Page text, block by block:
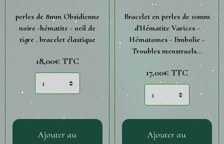
perles de 8mm Obsidienne
noire -hématite - oeil de
tigre . bracelet élastique
18,00€ TTC
Ajouter au
Bracelet en perles de 10mm
d'Hématite Varices -
Hématomes - Embolie -
Troubles menstruels...
17,00€ TTC
Ajouter au